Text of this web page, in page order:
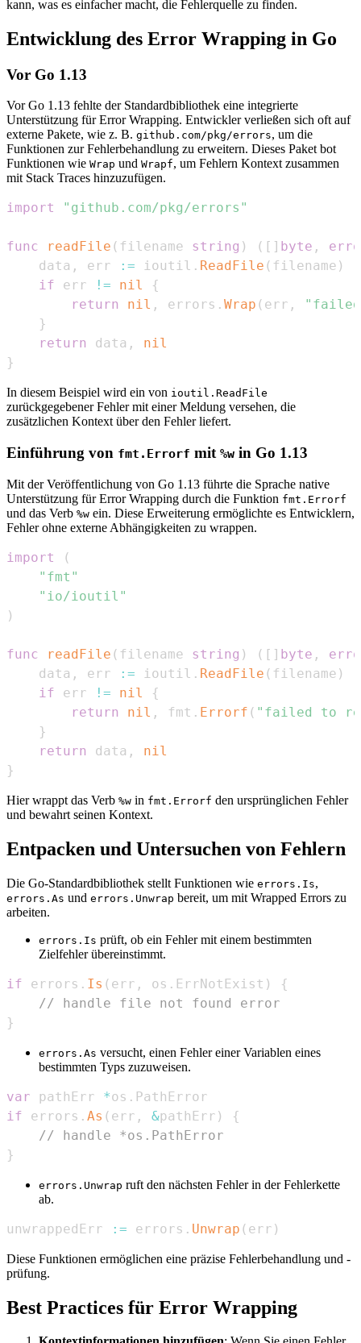
kann, was es einfacher macht, die Fehlerquelle zu finden.
Entwicklung des Error Wrapping in Go
Vor Go 1.13
Vor Go 1.13 fehlte der Standardbibliothek eine integrierte
Unterstützung für Error Wrapping. Entwickler verließen sich oft auf
externe Pakete, wie z. B. github.com/pkg/errors, um die
Funktionen zur Fehlerbehandlung zu erweitern. Dieses Paket bot
Funktionen wie Wrap und Wrapf, um Fehlern Kontext zusammen
mit Stack Traces hinzuzufügen.
import "github.com/pkg/errors"
func readFile ( filename string ) ( [ ] byte ,
    data
, err := ioutil . ReadFile ( filename )
if err != nil
{
return
nil , errors . Wrap ( err ,
}
return
data ,
nil
}
In diesem Beispiel wird ein von ioutil.ReadFile
zurückgegebener Fehler mit einer Meldung versehen, die
zusätzlichen Kontext über den Fehler liefert.
Einführung von fmt.Errorf mit %w in Go 1.13
Mit der Veröffentlichung von Go 1.13 führte die Sprache native
Unterstützung für Error Wrapping durch die Funktion fmt.Errorf
und das Verb %w ein. Diese Erweiterung ermöglichte es Entwicklern,
Fehler ohne externe Abhängigkeiten zu wrappen.
import
(
"fmt"
"io/ioutil"
)
func readFile ( filename string ) ( [ ] byte ,
    data
, err := ioutil . ReadFile ( filename )
if err != nil
{
return
nil , fmt . Errorf ( "failed to
}
return
data ,
nil
}
Hier wrappt das Verb %w in fmt.Errorf den ursprünglichen Fehler
und bewahrt seinen Kontext.
Entpacken und Untersuchen von Fehlern
Die Go-Standardbibliothek stellt Funktionen wie errors.Is,
errors.As und errors.Unwrap bereit, um mit Wrapped Errors zu
arbeiten.
errors.Is prüft, ob ein Fehler mit einem bestimmten
Zielfehler übereinstimmt.
if errors . Is ( err , os . ErrNotExist )
{
// handle file not found error
}
errors.As versucht, einen Fehler einer Variablen eines
bestimmten Typs zuzuweisen.
var pathErr *os .
if errors . As ( err , &pathErr )
{
// handle *os.PathError
}
errors.Unwrap ruft den nächsten Fehler in der Fehlerkette
ab.
unwrappedErr := errors . Unwrap ( err )
Diese Funktionen ermöglichen eine präzise Fehlerbehandlung und -
prüfung.
Best Practices für Error Wrapping